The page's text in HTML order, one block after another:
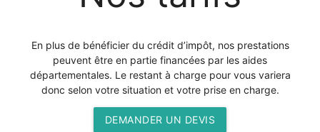
En plus de bénéficier du crédit d’impôt, nos prestations
peuvent être en partie financées par les aides
départementales. Le restant à charge pour vous variera
donc selon votre situation et votre prise en charge.
DEMANDER UN DEVIS